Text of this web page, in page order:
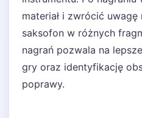
materiał i zwrócić
saksofon w różnych
nagrań pozwala na
gry oraz identyfikację
poprawy.